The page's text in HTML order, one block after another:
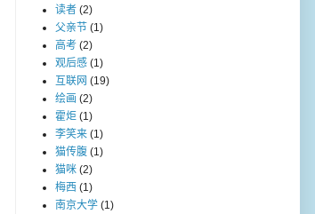
读者 (2)
父亲节 (1)
高考 (2)
观后感 (1)
互联网 (19)
绘画 (2)
霍炬 (1)
李笑来 (1)
猫传腹 (1)
猫咪 (2)
梅西 (1)
南京大学 (1)